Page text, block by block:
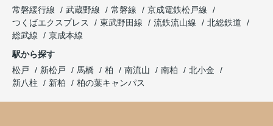
常磐緩行線
武蔵野線 常磐線
京成電鉄松戸線
つくばエクスプレス
東武野田線 流鉄流山線
北総鉄道
総武線
京成本線
駅から探す
松戸
新松戸 馬橋 柏 南流山 南柏
北小金
新八柱
新柏 柏の葉キャンパス